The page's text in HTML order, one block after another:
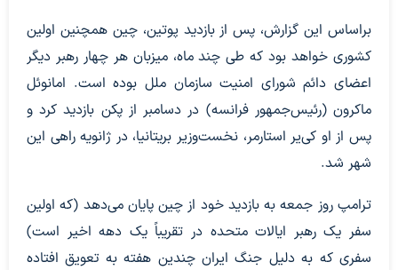
براساس این گزارش، پس از بازدید پوتین، چین همچنین اولین
کشوری خواهد بود که طی چند ماه، میزبان هر چهار رهبر دیگر
اعضای دائم شورای امنیت سازمان ملل بوده است. امانوئل
ماکرون (رئیس‌جمهور فرانسه) در دسامبر از پکن بازدید کرد و
پس از او کی‌یر استارمر، نخست‌وزیر بریتانیا، در ژانویه راهی این
شهر شد.
ترامپ روز جمعه به بازدید خود از چین پایان می‌دهد (که اولین
سفر یک رهبر ایالات متحده در تقریباً یک دهه اخیر است)
سفری که به دلیل جنگ ایران چندین هفته به تعویق افتاده